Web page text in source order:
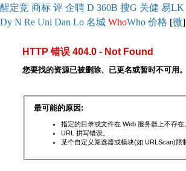
醒定竞 商标 评 企聘 D 360B 搜G 关健 易LK
Dy N Re Uni Dan Lo 名城 WhoWho 价格 [微]